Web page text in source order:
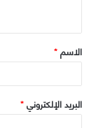
ق
*
الاسم*
البريد الإلكتروني*